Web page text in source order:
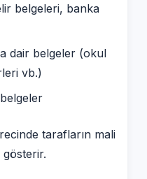
belgeleri, banka
dair belgeler (okul
vb.)
tarafların mali
gösterir.